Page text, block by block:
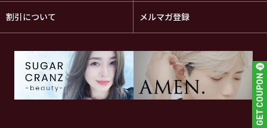
割引について メルマガ登録